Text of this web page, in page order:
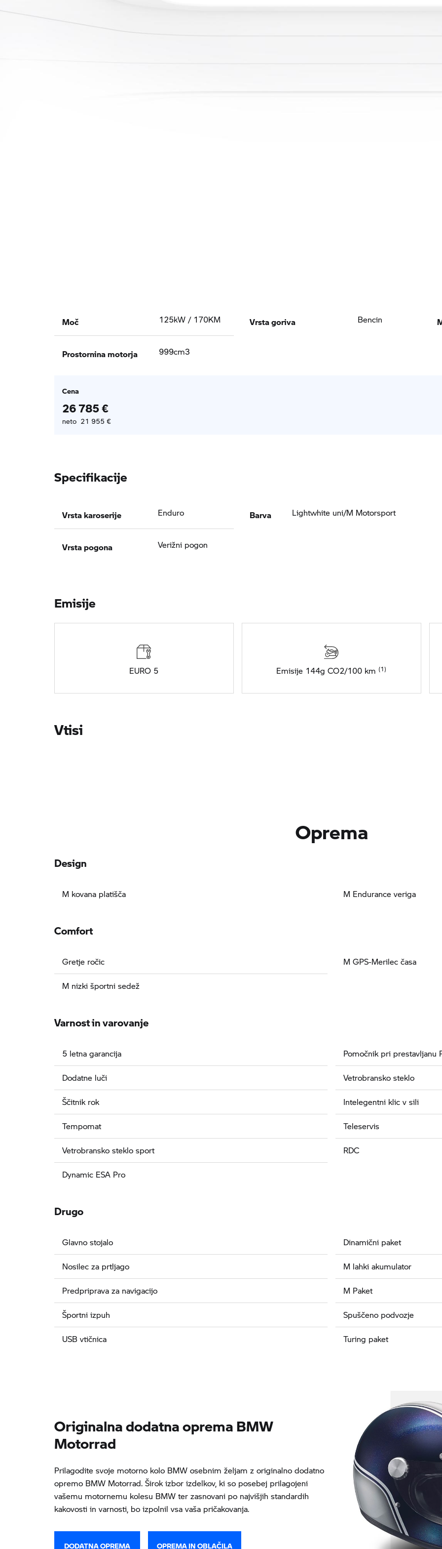
Moč 125kW / 170KM
Prostornina motorja 999cm3
Vrsta goriva Bencin
Cena
26 785 €
neto 21 955 €
Specifikacije
Vrsta karoserije Enduro
Vrsta pogona Verižni pogon
Barva Lightwhite uni/M Motorsport
Emisije
EURO 5 Emisije 144g CO2/100 km
Vtisi
Oprema
Design
M kovana platišča M Endurance veriga
Comfort
Gretje ročic
M nizki športni sedež
M GPS-Merilec časa
Varnost in varovanje
5 letna garancija
Dodatne luči
Ščitnik rok
Tempomat
Vetrobransko steklo sport
Dynamic ESA Pro
Pomočnik pri prestavljanu
Vetrobransko steklo
Intelegentni klic v sili
Teleservis
RDC
Drugo
Glavno stojalo
Nosilec za prtljago
Predpriprava za navigacijo
Športni izpuh
USB vtičnica
Dinamični paket
M lahki akumulator
M Paket
Spuščeno podvozje
Turing paket
Originalna dodatna oprema BMW
Motorrad
Prilagodite svoje motorno kolo BMW osebnim željam z originalno dodatno
opremo BMW Motorrad. Širok izbor izdelkov, ki so posebej prilagojeni
vašemu motornemu kolesu BMW ter zasnovani po najvišjih standardih
kakovosti in varnosti, bo izpolnil vsa vaša pričakovanja.
DODATNA OPREMA OPREMA IN OBLAČILA